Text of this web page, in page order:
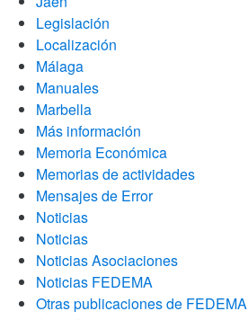
Legislación
Localización
Málaga
Manuales
Marbella
Más información
Memoria Económica
Memorias de actividades
Mensajes de Error
Noticias
Noticias
Noticias Asociaciones
Noticias FEDEMA
Otras publicaciones de FEDEMA